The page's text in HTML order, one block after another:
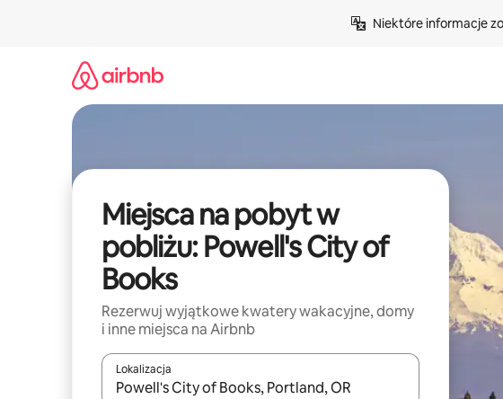
Niektóre informacje
Miejsca na pobyt w
pobliżu: Powell's City of
Books
Rezerwuj wyjątkowe kwatery wakacyjne, domy
i inne miejsca na Airbnb
Lokalizacja
Gdy wyniki będą dostępne, możesz poruszać się po nich za